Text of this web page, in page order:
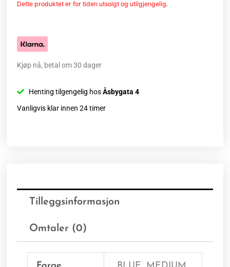
Dette produktet er for tiden utsolgt og utilgjengelig.
Kjøp nå, betal om 30 dager
Henting tilgengelig hosÅsbygata 4
Vanligvis klar innen 24 timer
Tilleggsinformasjon
Omtaler (0)